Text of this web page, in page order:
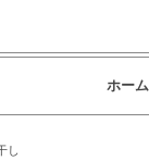
ホーム
し